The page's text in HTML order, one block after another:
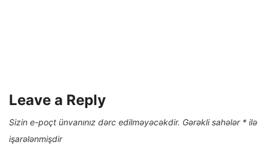
Leave a Reply
Sizin e-poçt ünvanınız dərc edilməyəcəkdir. Gərəkli sahələr * ilə
işarələnmişdir